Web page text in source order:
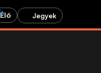
Élő Jegyek